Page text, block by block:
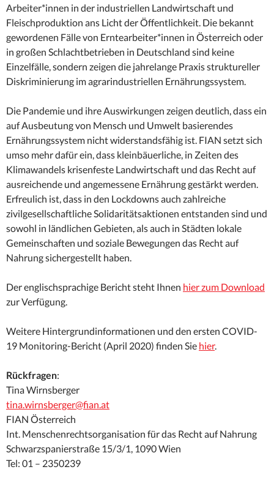
Arbeiter*innen in der industriellen Landwirtschaft und
Fleischproduktion ans Licht der Öffentlichkeit. Die bekannt
gewordenen Fälle von Erntearbeiter*innen in Österreich oder
in großen Schlachtbetrieben in Deutschland sind keine
Einzelfälle, sondern zeigen die jahrelange Praxis struktureller
Diskriminierung im agrarindustriellen Ernährungssystem.
Die Pandemie und ihre Auswirkungen zeigen deutlich, dass ein
auf Ausbeutung von Mensch und Umwelt basierendes
Ernährungssystem nicht widerstandsfähig ist. FIAN setzt sich
umso mehr dafür ein, dass kleinbäuerliche, in Zeiten des
Klimawandels krisenfeste Landwirtschaft und das Recht auf
ausreichende und angemessene Ernährung gestärkt werden.
Erfreulich ist, dass in den Lockdowns auch zahlreiche
zivilgesellschaftliche Solidaritätsaktionen entstanden sind und
sowohl in ländlichen Gebieten, als auch in Städten lokale
Gemeinschaften und soziale Bewegungen das Recht auf
Nahrung sichergestellt haben.
Der englischsprachige Bericht steht Ihnen hier zum Download
zur Verfügung.
Weitere Hintergrundinformationen und den ersten COVID-
19 Monitoring-Bericht (April 2020) finden Sie hier.
Rückfragen:
Tina Wirnsberger
tina.wirnsberger@fian.at
FIAN Österreich
Int. Menschenrechtsorganisation für das Recht auf Nahrung
Schwarzspanierstraße 15/3/1, 1090 Wien
Tel: 01 – 2350239